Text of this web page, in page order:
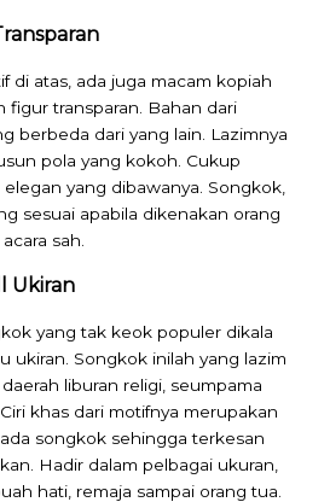
di atas, ada juga macam kopiah
figur transparan. Bahan dari
berbeda dari yang lain. Lazimnya
pola yang kokoh. Cukup
yang dibawanya. Songkok,
sesuai apabila dikenakan orang
sah.
Ukiran
yang tak keok populer dikala
ukiran. Songkok inilah yang lazim
liburan religi, seumpama
khas dari motifnya merupakan
songkok sehingga terkesan
Hadir dalam pelbagai ukuran,
hati, remaja sampai orang tua.